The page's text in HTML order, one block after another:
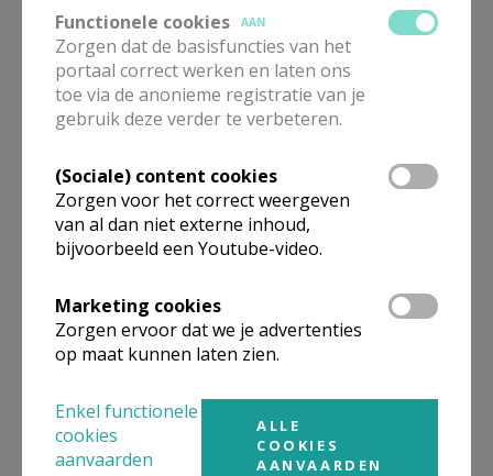
We vragen € 2 als bijdrage in de onkosten van de
avond.
Welkom!
klimaatnetwerk
Functionele cookies AAN
Zorgen dat de basisfuncties van het
portaal correct werken en laten ons
toe via de anonieme registratie van je
gebruik deze verder te verbeteren.
(Sociale) content cookies
Zorgen voor het correct weergeven
van al dan niet externe inhoud,
bijvoorbeeld een Youtube-video.
Marketing cookies
Zorgen ervoor dat we je advertenties
op maat kunnen laten zien.
Enkel functionele
cookies
aanvaarden
ALLE
COOKIES
AANVAARDEN